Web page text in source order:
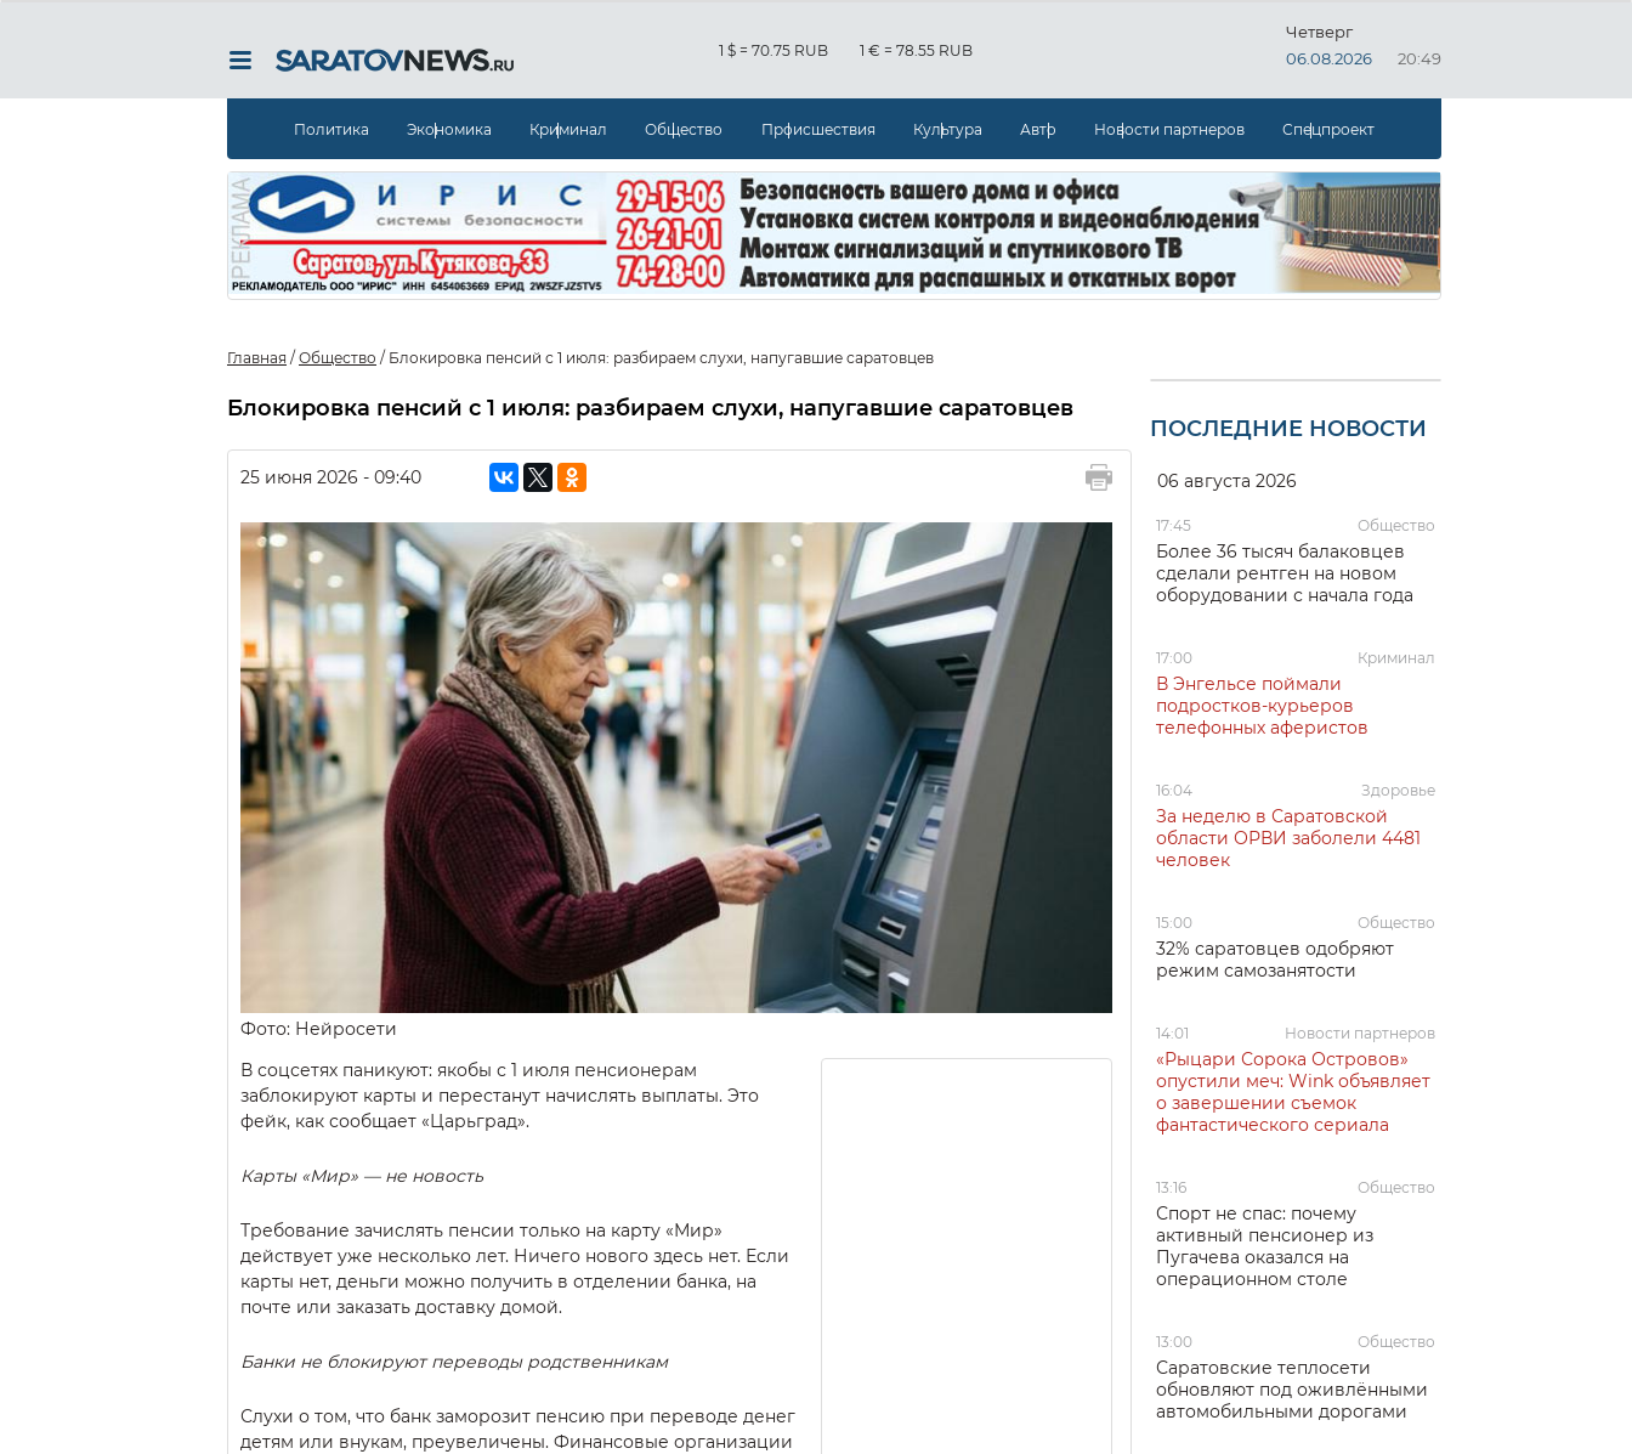
1 $ = 70.75 RUB 1 € = 78.55 RUB
Четверг
06.08.2026
20:49
Политика Экономика Криминал Общество Происшествия Культура Авто Новости партнеров Спецпроект
Главная / Общество / Блокировка пенсий с 1 июля: разбираем слухи, напугавшие саратовцев
Блокировка пенсий с 1 июля: разбираем слухи, напугавшие саратовцев
25 июня 2026 - 09:40
Фото: Нейросети
В соцсетях паникуют: якобы с 1 июля пенсионерам
заблокируют карты и перестанут начислять выплаты. Это
фейк, как сообщает «Царьград».
Карты «Мир» — не новость
Требование зачислять пенсии только на карту «Мир»
действует уже несколько лет. Ничего нового здесь нет. Если
карты нет, деньги можно получить в отделении банка, на
почте или заказать доставку домой.
Банки не блокируют переводы родственникам
Слухи о том, что банк заморозит пенсию при переводе денег
детям или внукам, преувеличены. Финансовые организации
ПОСЛЕДНИЕ НОВОСТИ
06 августа 2026
17:45 Общество
Более 36 тысяч балаковцев
сделали рентген на новом
оборудовании с начала года
17:00 Криминал
В Энгельсе поймали
подростков-курьеров
телефонных аферистов
16:04 Здоровье
За неделю в Саратовской
области ОРВИ заболели 4481
человек
15:00 Общество
32% саратовцев одобряют
режим самозанятости
14:01 Новости партнеров
«Рыцари Сорока Островов»
опустили меч: Wink объявляет
о завершении съемок
фантастического сериала
13:16 Общество
Спорт не спас: почему
активный пенсионер из
Пугачева оказался на
операционном столе
13:00 Общество
Саратовские теплосети
обновляют под оживлёнными
автомобильными дорогами